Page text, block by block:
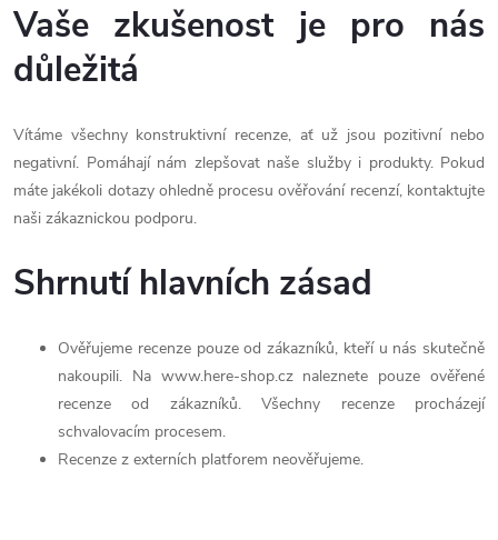
Vaše zkušenost je pro nás
důležitá
Vítáme všechny konstruktivní recenze, ať už jsou pozitivní nebo
negativní. Pomáhají nám zlepšovat naše služby i produkty. Pokud
máte jakékoli dotazy ohledně procesu ověřování recenzí, kontaktujte
naši zákaznickou podporu.
Shrnutí hlavních zásad
Ověřujeme recenze pouze od zákazníků, kteří u nás skutečně
nakoupili. Na www.here-shop.cz naleznete pouze ověřené
recenze od zákazníků. Všechny recenze procházejí
schvalovacím procesem.
Recenze z externích platforem neověřujeme.